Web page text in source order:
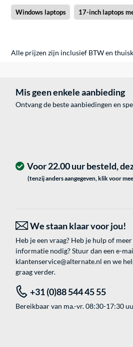
Windows laptops 17-inch laptops
Alle prijzen zijn inclusief BTW en
Mis geen enkele aanbieding
Ontvang de beste aanbiedingen en
Voor 22.00 uur besteld,
(tenzij anders aangegeven, klik voor
We staan klaar voor jou!
Heb je een vraag? Heb je hulp of meer
informatie nodig? Stuur dan een e-
klantenservice@alternate.nl en we
graag verder.
+31 (0)88 544 45 55
Bereikbaar van ma.-vr. 08:30-17:30